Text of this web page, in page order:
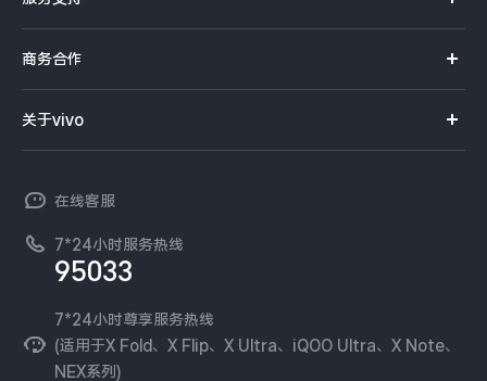
Y系列
iQOO手机
T系列
NEX系列
选购手机
选购配件
订单查询
服务网点
查找手机
环保回收
安全公告
服务隐私政策
商务合作
开放平台
vivo 企业业务
廉正合规
国补营业执照
无线电发射设备销售备案
关于vivo
工作机会
新闻资讯
可持续发展
在线客服
7*24小时服务热线
95033
7*24小时尊享服务热线
(适用于X Fold、X Flip、X Ultra、iQOO Ultra、X Note、
NEX系列)